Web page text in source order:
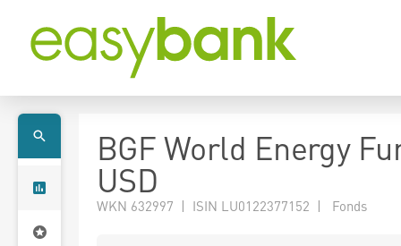
BGF World Energy
USD
WKN 632997 | ISIN LU0122377152 | Fonds